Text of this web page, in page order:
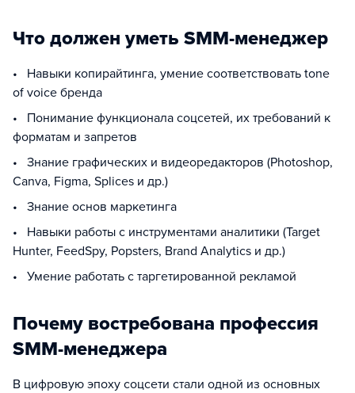
Что должен уметь SMM-менеджер
• Навыки копирайтинга, умение соответствовать tone
of voice бренда
• Понимание функционала соцсетей, их требований к
форматам и запретов
• Знание графических и видеоредакторов (Photoshop,
Canva, Figma, Splices и др.)
• Знание основ маркетинга
• Навыки работы с инструментами аналитики (Target
Hunter, FeedSpy, Popsters, Brand Analytics и др.)
• Умение работать с таргетированной рекламой
Почему востребована профессия
SMM-менеджера
В цифровую эпоху соцсети стали одной из основных